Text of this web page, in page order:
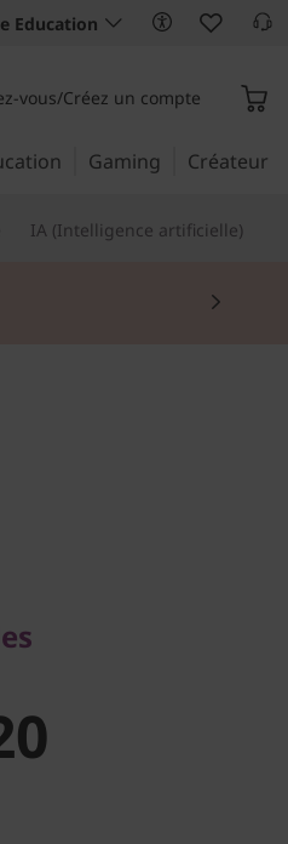
Education
vous/Créez un compte
Gaming Créateur
IA (Intelligence artificielle)